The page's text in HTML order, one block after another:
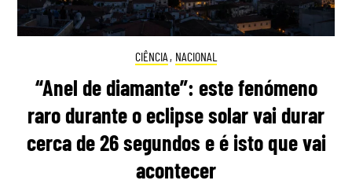
CIÊNCIA , NACIONAL
“Anel de diamante”: este fenómeno
raro durante o eclipse solar vai durar
cerca de 26 segundos e é isto que vai
acontecer